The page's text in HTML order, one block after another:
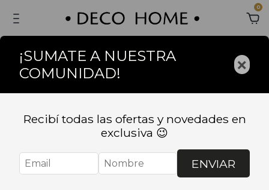
0
Inicio . BAZAR . TEXTILES . Individuales . Platos de sitio
Platos de sitio de
papel
¡SUMATE A NUESTRA
COMUNIDAD!
×
Recibí todas las ofertas y novedades en
exclusiva 😉
ENVIAR